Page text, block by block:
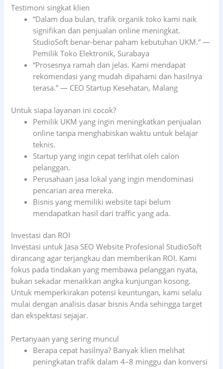
Testimoni singkat klien
“Dalam dua bulan, trafik organik toko kami naik
signifikan dan penjualan online meningkat.
StudioSoft benar-benar paham kebutuhan UKM.” —
Pemilik Toko Elektronik, Surabaya
“Prosesnya ramah dan jelas. Kami mendapat
rekomendasi yang mudah dipahami dan hasilnya
terasa.” — CEO Startup Kesehatan, Malang
Untuk siapa layanan ini cocok?
Pemilik UKM yang ingin meningkatkan penjualan
online tanpa menghabiskan waktu untuk belajar
teknis.
Startup yang ingin cepat terlihat oleh calon
pelanggan.
Perusahaan jasa lokal yang ingin mendominasi
pencarian area mereka.
Bisnis yang memiliki website tapi belum
mendapatkan hasil dari traffic yang ada.
Investasi dan ROI
Investasi untuk Jasa SEO Website Profesional StudioSoft
dirancang agar terjangkau dan memberikan ROI. Kami
fokus pada tindakan yang membawa pelanggan nyata,
bukan sekadar menaikkan angka kunjungan kosong.
Untuk memperkirakan potensi keuntungan, kami selalu
mulai dengan analisis dasar bisnis Anda sehingga target
dan ekspektasi sejajar.
Pertanyaan yang sering muncul
Berapa cepat hasilnya? Banyak klien melihat
peningkatan trafik dalam 4–8 minggu dan konversi